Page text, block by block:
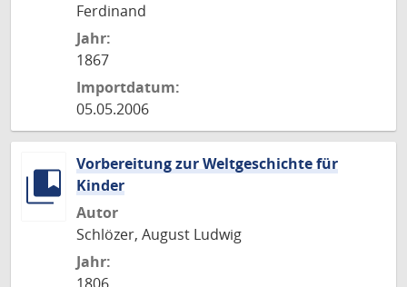
Ferdinand
Jahr:
1867
Importdatum:
05.05.2006
Vorbereitung zur Weltgeschichte für
Kinder
Autor
Schlözer, August Ludwig
Jahr: